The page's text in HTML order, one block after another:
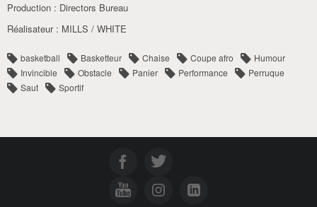
Production : Directors Bureau
Réalisateur : MILLS / WHITE
basketball Basketteur Chaise Coupe afro
Humour
Invincible
Obstacle Panier Performance
Perruque
Saut
Sportif